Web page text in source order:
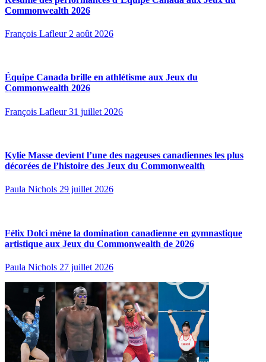
Commonwealth 2026
François Lafleur 2 août 2026
Équipe Canada brille en athlétisme aux Jeux du
Commonwealth 2026
François Lafleur 31 juillet 2026
Kylie Masse devient l’une des nageuses canadiennes les plus
décorées de l’histoire des Jeux du Commonwealth
Paula Nichols 29 juillet 2026
Félix Dolci mène la domination canadienne en gymnastique
artistique aux Jeux du Commonwealth de 2026
Paula Nichols 27 juillet 2026